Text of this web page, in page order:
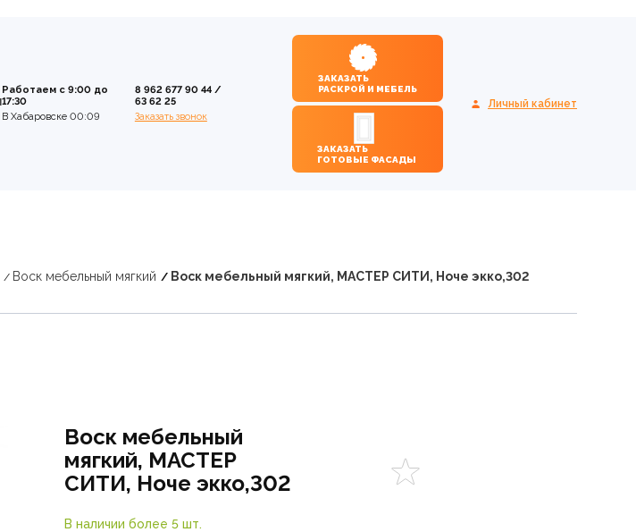
Работаем с 9:00 до
17:30
В Хабаровске 00:09
8 962 677 90 44/
63 62 25
Заказать звонок
ЗАКАЗАТЬ
РАСКРОЙ И МЕБЕЛЬ
ЗАКАЗАТЬ
ГОТОВЫЕ ФАСАДЫ
Личный кабинет
Воск мебельный мягкий Воск мебельный мягкий, МАСТЕР СИТИ, Ноче экко,302
Воск мебельный
мягкий, МАСТЕР
СИТИ, Ноче экко,302
В наличии более 5 шт.